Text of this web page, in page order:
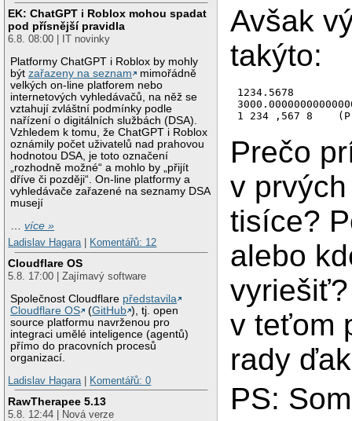
EK: ChatGPT i Roblox mohou spadat
pod přísnější pravidla
6.8. 08:00 | IT novinky
Platformy ChatGPT i Roblox by mohly
býtzařazeny na seznam
mimořádně
velkých on-line platforem nebo
internetových vyhledávačů, na něž se
vztahují zvláštní podmínky podle
nařízení o digitálních službách (DSA).
Vzhledem k tomu, že ChatGPT i Roblox
oznámily počet uživatelů nad prahovou
hodnotou DSA, je toto označení
„rozhodně možné“ a mohlo by „přijít
dříve či později“. On-line platformy a
vyhledávače zařazené na seznamy DSA
musejí
…více »
Ladislav Hagara| Komentářů: 12
Cloudflare OS
5.8. 17:00 | Zajímavý software
Společnost Cloudflare představila
Cloudflare OS
(GitHub ), tj. open
source platformu navrženou pro
integraci umělé inteligence (agentů)
přímo do pracovních procesů
organizací.
Ladislav Hagara| Komentářů: 0
RawTherapee 5.13
5.8. 12:44 | Nová verze
Avšak
takýto:
1234.5678
Prečo
v
tisíce?
alebo
v teťom
rady
PS: